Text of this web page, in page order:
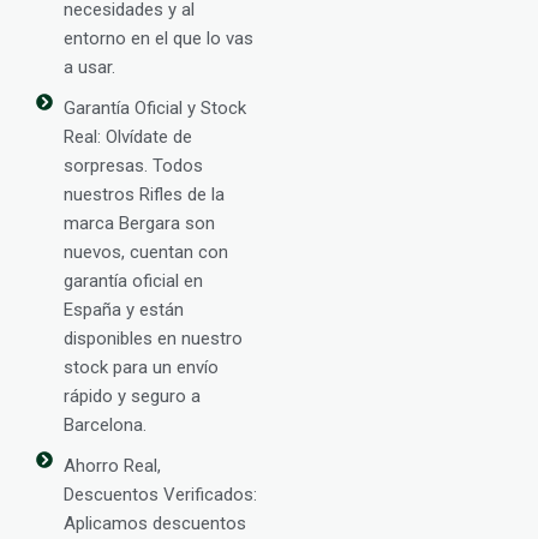
necesidades y al
entorno en el que lo vas
a usar.
Garantía Oficial y Stock
Real: Olvídate de
sorpresas. Todos
nuestros Rifles de la
marca Bergara son
nuevos, cuentan con
garantía oficial en
España y están
disponibles en nuestro
stock para un envío
rápido y seguro a
Barcelona.
Ahorro Real,
Descuentos Verificados:
Aplicamos descuentos